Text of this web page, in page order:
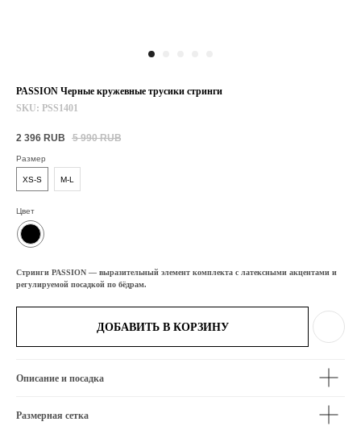
PASSION Черные кружевные трусики стринги
SKU: PSS1401
2 396 RUB 5 990 RUB
Размер
XS-S M-L
Цвет
Стринги PASSION — выразительный элемент комплекта с латексными акцентами и
регулируемой посадкой по бёдрам.
ДОБАВИТЬ В КОРЗИНУ
Описание и посадка
Размерная сетка